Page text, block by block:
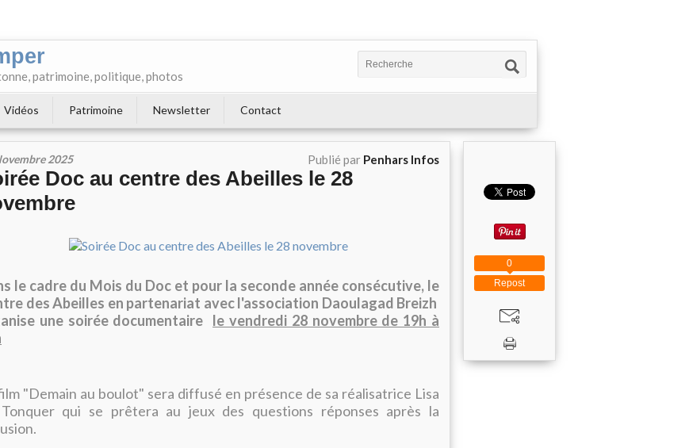
patrimoine, politique, photos
Vidéos Patrimoine Newsletter Contact
2025 Publié par Penhars Infos
Doc au centre des Abeilles le 28
le cadre du Mois du Doc et pour la seconde année consécutive, le
des Abeilles en partenariat avec l'association Daoulagad Breizh
une soirée documentaire le vendredi 28 novembre de 19h à
"Demain au boulot" sera diffusé en présence de sa réalisatrice Lisa
qui se prêtera au jeux des questions réponses après la
Repost
0